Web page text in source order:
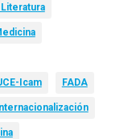
Icam FADA